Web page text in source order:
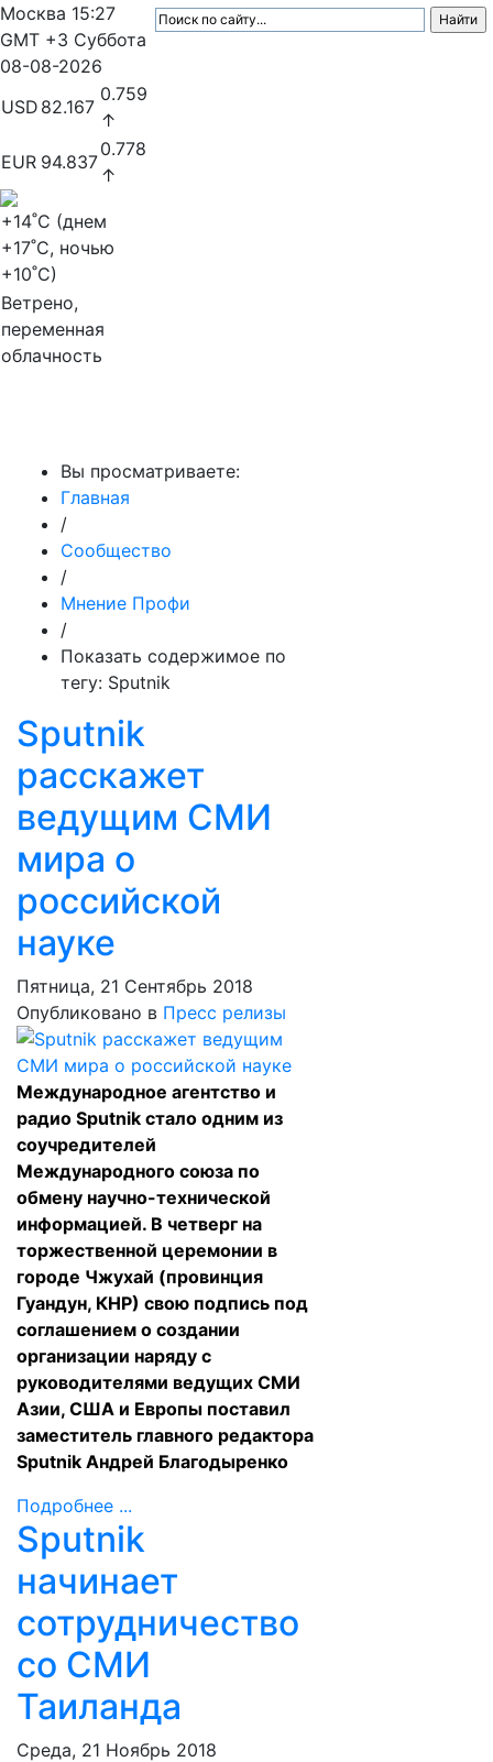
Москва 15:27
GMT +3 Суббота
08-08-2026
USD 82.167
0.759
↑
EUR 94.837
0.778
↑
+14˚C (днем
+17˚C, ночью
+10˚C)
Ветрено,
переменная
облачность
Вы просматриваете:
Главная
/
Сообщество
/
Мнение Профи
/
Показать содержимое по
тегу: Sputnik
Sputnik
расскажет
ведущим СМИ
мира о
российской
науке
Пятница, 21 Сентябрь 2018
Опубликовано в Пресс релизы
Международное агентство и
радио Sputnik стало одним из
соучредителей
Международного союза по
обмену научно-технической
информацией. В четверг на
торжественной церемонии в
городе Чжухай (провинция
Гуандун, КНР) свою подпись под
соглашением о создании
организации наряду с
руководителями ведущих СМИ
Азии, США и Европы поставил
заместитель главного редактора
Sputnik Андрей Благодыренко
Подробнее ...
Sputnik
начинает
сотрудничество
со СМИ
Таиланда
Среда, 21 Ноябрь 2018